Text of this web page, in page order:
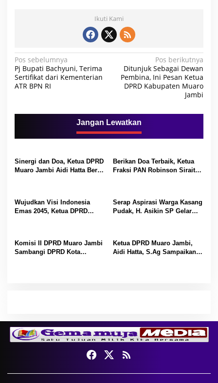
Ikuti Kami
N
a
v
g
i
p
s
Pos sebelumnya
Pj Bupati Bachyuni, Terima
Sertifikat dari Kementerian
ATR BPN RI
Pos berikutnya
Ditunjuk Sebagai Dewan
Pembina, Ini Pesan Ketua
DPRD Kabupaten Muaro
Jambi
Jangan Lewatkan
Sinergi dan Doa, Ketua DPRD
Muaro Jambi Aidi Hatta Beri
Berikan Doa Terbaik, Ketua
Fraksi PAN Robinson Sirait
Wujudkan Visi Indonesia
Emas 2045, Ketua DPRD
Serap Aspirasi Warga Kasang
Pudak, H. Asikin SP Gelar
Komisi II DPRD Muaro Jambi
Sambangi DPRD Kota
Ketua DPRD Muaro Jambi,
Aidi Hatta, S.Ag Sampaikan